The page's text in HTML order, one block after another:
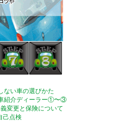
ない車の選びかた
紹介ディーラー①〜③
変更と保険について
己点検